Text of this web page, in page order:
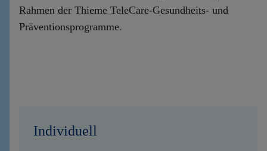
Rahmen der Thieme TeleCare-Gesundheits- und
Präventionsprogramme.
Individuell